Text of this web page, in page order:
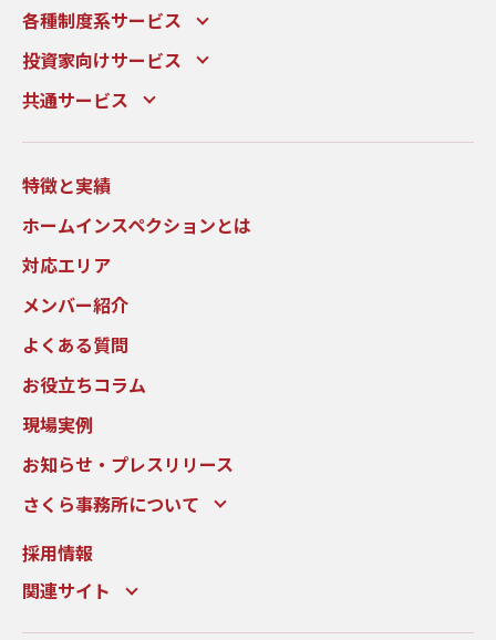
各種制度系サービス
投資家向けサービス
共通サービス
特徴と実績
ホームインスペクションとは
対応エリア
メンバー紹介
よくある質問
お役立ちコラム
現場実例
お知らせ・プレスリリース
さくら事務所について
採用情報
関連サイト